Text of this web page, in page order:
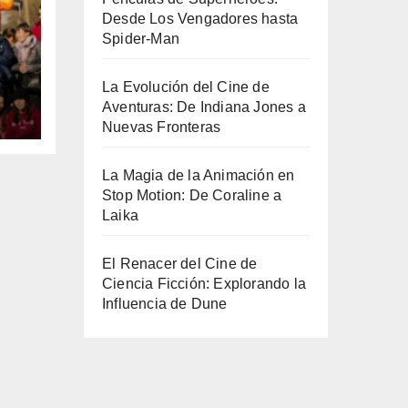
Desde Los Vengadores hasta
Spider-Man
La Evolución del Cine de
Aventuras: De Indiana Jones a
Nuevas Fronteras
La Magia de la Animación en
Stop Motion: De Coraline a
Laika
El Renacer del Cine de
Ciencia Ficción: Explorando la
Influencia de Dune